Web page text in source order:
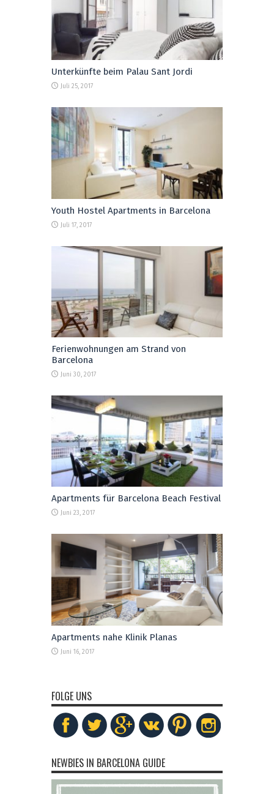
Unterkünfte beim Palau Sant Jordi
Juli 25, 2017
Youth Hostel Apartments in Barcelona
Juli 17, 2017
Ferienwohnungen am Strand von
Barcelona
Juni 30, 2017
Apartments für Barcelona Beach Festival
Juni 23, 2017
Apartments nahe Klinik Planas
Juni 16, 2017
FOLGE UNS
NEWBIES IN BARCELONA GUIDE